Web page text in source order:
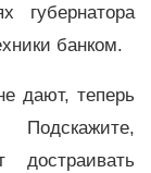
губернатора
банком.
дают, теперь